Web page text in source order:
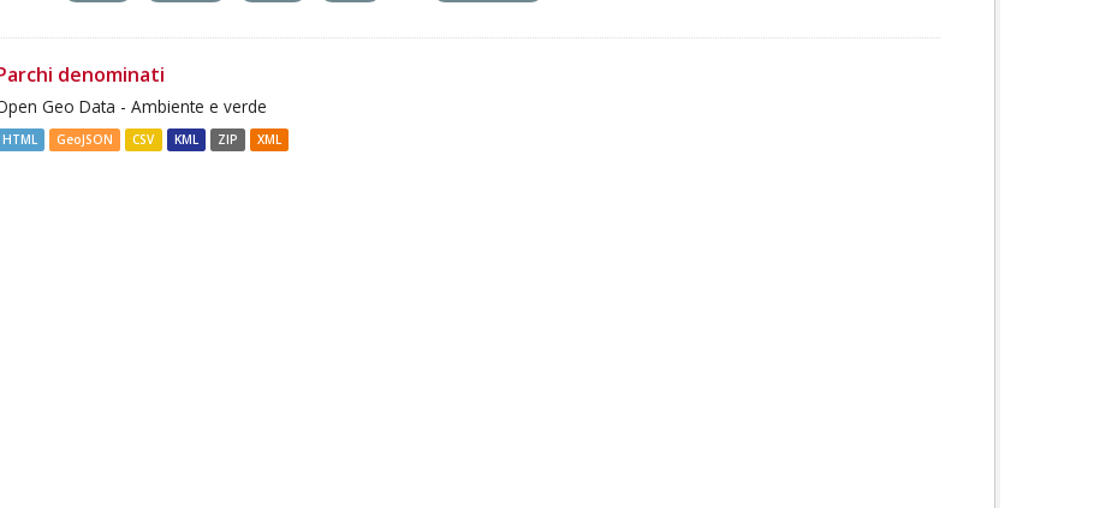
denominati
Geo Data - Ambiente e verde
HTML GeoJSON CSV KML ZIP XML